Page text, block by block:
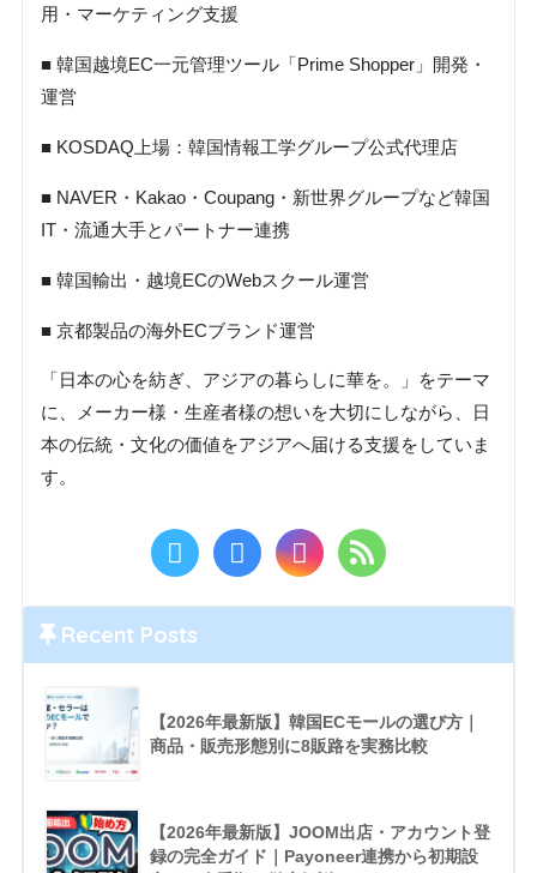
用・マーケティング支援
■ 韓国越境EC一元管理ツール「Prime Shopper」開発・
運営
■ KOSDAQ上場：韓国情報工学グループ公式代理店
■ NAVER・Kakao・Coupang・新世界グループなど韓国
IT・流通大手とパートナー連携
■ 韓国輸出・越境ECのWebスクール運営
■ 京都製品の海外ECブランド運営
「日本の心を紡ぎ、アジアの暮らしに華を。」をテーマ
に、メーカー様・生産者様の想いを大切にしながら、日
本の伝統・文化の価値をアジアへ届ける支援をしていま
す。
Recent Posts
【2026年最新版】韓国ECモールの選び方｜
商品・販売形態別に8販路を実務比較
【2026年最新版】JOOM出店・アカウント登
録の完全ガイド｜Payoneer連携から初期設